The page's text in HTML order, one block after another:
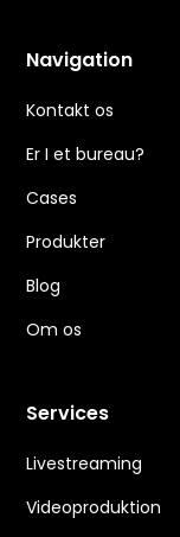
Navigation
Kontakt os
Er I et bureau?
Cases
Produkter
Blog
Om os
Services
Livestreaming
Videoproduktion